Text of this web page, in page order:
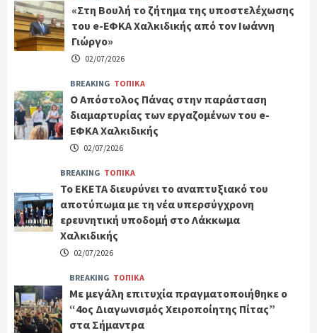
«Στη Βουλή το ζήτημα της υποστελέχωσης
του e-ΕΦΚΑ Χαλκιδικής από τον Ιωάννη
Γιώργο»
02/07/2026
BREAKING ΤΟΠΙΚΑ
Ο Απόστολος Πάνας στην παράσταση
διαμαρτυρίας των εργαζομένων του e-
ΕΦΚΑ Χαλκιδικής
02/07/2026
BREAKING ΤΟΠΙΚΑ
Το ΕΚΕΤΑ διευρύνει το αναπτυξιακό του
αποτύπωμα με τη νέα υπερσύγχρονη
ερευνητική υποδομή στο Λάκκωμα
Χαλκιδικής
02/07/2026
BREAKING ΤΟΠΙΚΑ
Με μεγάλη επιτυχία πραγματοποιήθηκε ο
“4ος Διαγωνισμός Χειροποίητης Πίτας”
στα Σήμαντρα